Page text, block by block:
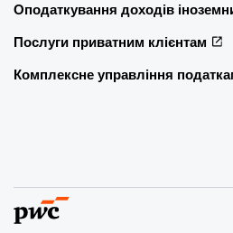
Оподаткування доходів
Послуги приватним клієнтам
Комплексне управління